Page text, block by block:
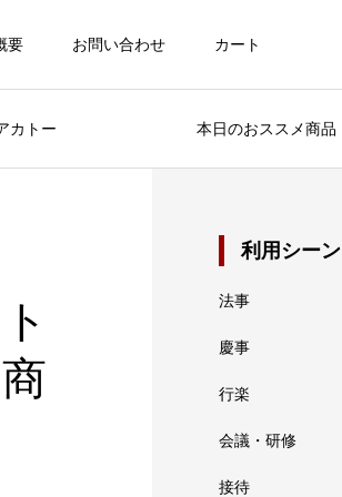
要 お問い合わせ カート
アカトー 本日のおススメ商品
利用シーン
法事
慶事
行楽
会議・研修
接待